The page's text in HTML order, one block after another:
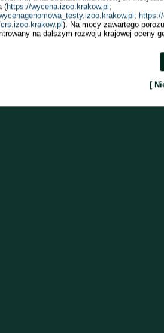
(od 2009r.):
(https://wycena.izoo.krakow.pl;
;
). Na mocy zawartego
na dalszym rozwoju krajowej oceny
[